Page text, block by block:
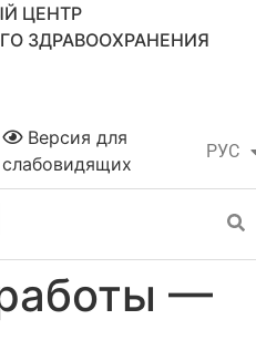
ЦЕНТР
ЗДРАВООХРАНЕНИЯ
РУС
ҚАЗ
Версия для
слабовидящих
—